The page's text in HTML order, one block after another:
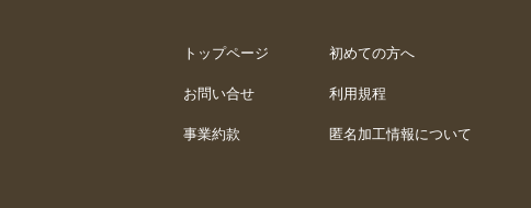
トップページ
お問い合せ
事業約款
初めての方へ
利用規程
匿名加工情報について